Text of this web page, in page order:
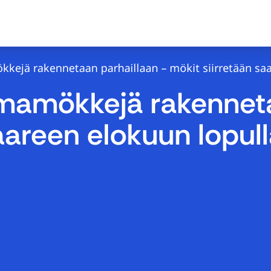
rakennetaan parhaillaan – mökit siirretään
elokuun